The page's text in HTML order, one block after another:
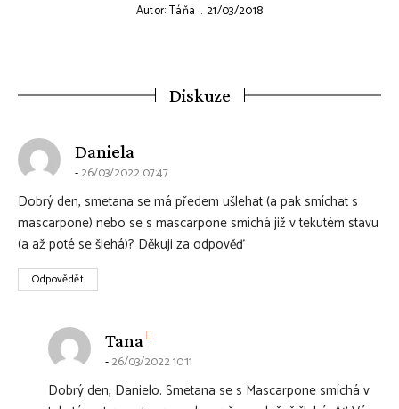
Autor:Táňa 21/03/2018
Diskuze
Daniela
26/03/2022 07:47
Dobrý den, smetana se má předem ušlehat (a pak smíchat s
mascarpone) nebo se s mascarpone smíchá již v tekutém stavu
(a až poté se šlehá)? Děkuji za odpověď
Odpovědět
Tana
26/03/2022 10:11
Dobrý den, Danielo. Smetana se s Mascarpone smíchá v